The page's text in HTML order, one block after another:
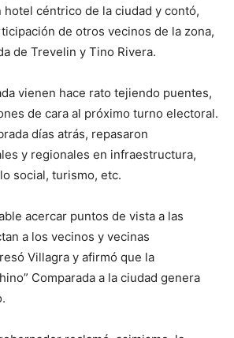
hotel céntrico de la ciudad y contó,
de otros vecinos de la zona,
de Trevelin y Tino Rivera.
vienen hace rato tejiendo puentes,
de cara al próximo turno electoral.
días atrás, repasaron
y regionales en infraestructura,
social, turismo, etc.
acercar puntos de vista a las
a los vecinos y vecinas
Villagra y afirmó que la
Comparada a la ciudad genera